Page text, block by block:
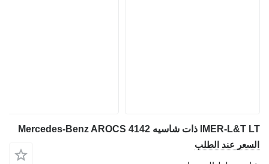
IMER-L&T LT ذات شاسيه Mercedes-Benz AROCS 4142
السعر عند الطلب